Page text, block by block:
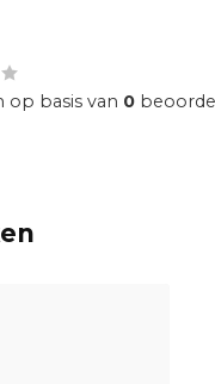
op basis van 0